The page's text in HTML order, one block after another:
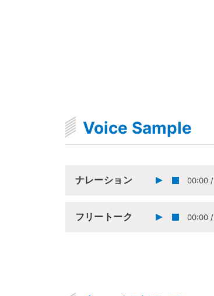
Voice Sample
ナレーション 00:00 /
フリートーク 00:00 /